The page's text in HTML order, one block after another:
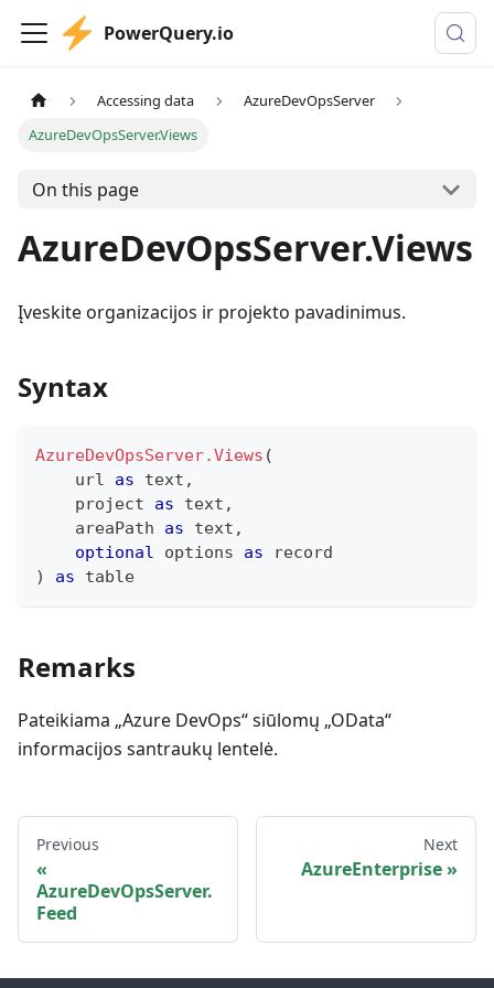
PowerQuery.io
Accessing data
AzureDevOpsServer
AzureDevOpsServer.Views
On this page
AzureDevOpsServer.Views
Įveskite organizacijos ir projekto pavadinimus.
Syntax
AzureDevOpsServer.Views (
    url
as text ,
    project
as text ,
    areaPath
as text ,
optional options as
record
)
as table
Remarks
Pateikiama „Azure DevOps“ siūlomų „OData“
informacijos santraukų lentelė.
Previous
AzureDevOpsServer.
Feed
Next
AzureEnterprise